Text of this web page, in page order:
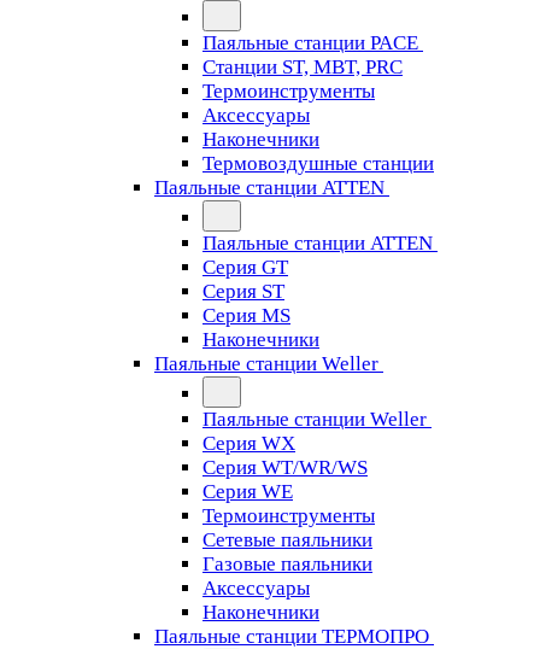
Паяльные станции PACE
Станции ST, MBT, PRC
Термоинструменты
Аксессуары
Наконечники
Термовоздушные станции
Паяльные станции ATTEN
Паяльные станции ATTEN
Серия GT
Серия ST
Серия MS
Наконечники
Паяльные станции Weller
Паяльные станции Weller
Серия WX
Серия WT/WR/WS
Серия WE
Термоинструменты
Сетевые паяльники
Газовые паяльники
Аксессуары
Наконечники
Паяльные станции ТЕРМОПРО